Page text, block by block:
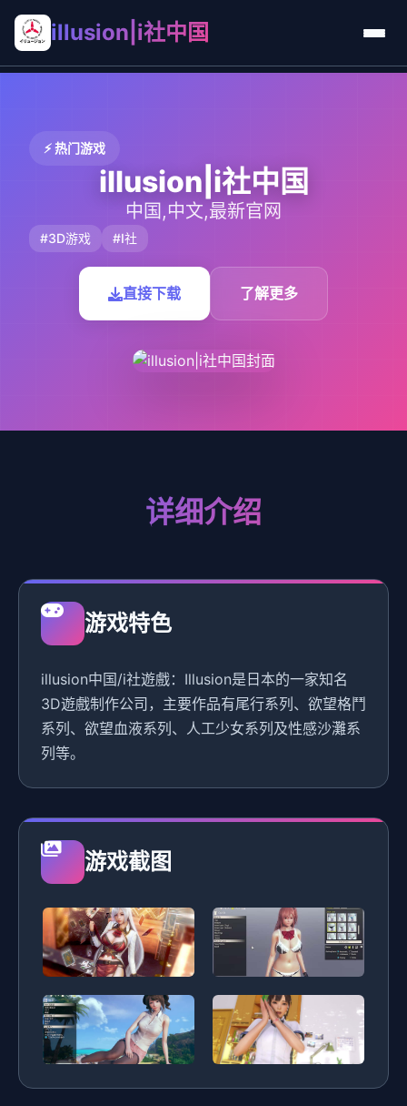
illusion|i社中国
⚡ 热门游戏
illusion|i社中国
中国,中文,最新官网
#3D游戏 #I社
直接下载 了解更多
详细介绍
游戏特色
illusion中国/i社遊戲：Illusion是日本的一家知名
3D遊戲制作公司，主要作品有尾行系列、欲望格鬥
系列、欲望血液系列、人工少女系列及性感沙灘系
列等。
游戏截图